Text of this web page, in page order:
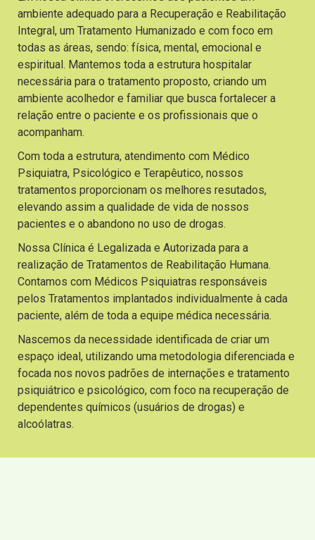
ambiente adequado para a Recuperação e Reabilitação
Integral, um Tratamento Humanizado e com foco em
todas as áreas, sendo: física, mental, emocional e
espiritual. Mantemos toda a estrutura hospitalar
necessária para o tratamento proposto, criando um
ambiente acolhedor e familiar que busca fortalecer a
relação entre o paciente e os profissionais que o
acompanham.
Com toda a estrutura, atendimento com Médico
Psiquiatra, Psicológico e Terapêutico, nossos
tratamentos proporcionam os melhores resutados,
elevando assim a qualidade de vida de nossos
pacientes e o abandono no uso de drogas.
Nossa Clínica é Legalizada e Autorizada para a
realização de Tratamentos de Reabilitação Humana.
Contamos com Médicos Psiquiatras responsáveis
pelos Tratamentos implantados individualmente à cada
paciente, além de toda a equipe médica necessária.
Nascemos da necessidade identificada de criar um
espaço ideal, utilizando uma metodologia diferenciada e
focada nos novos padrões de internações e tratamento
psiquiátrico e psicológico, com foco na recuperação de
dependentes químicos (usuários de drogas) e
alcoólatras.